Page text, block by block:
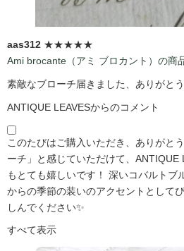
aas312 ★★★★★
Ami brocante（アミ ブロカント）の商
素敵なブローチ届きました、ありがとう
ANTIQUE LEAVESからのコメント
このたびはご購入いただき、ありがと
ーチ」と感じていただけて、ANTIQUE
もとても嬉しいです！ 深いコバルトブ
からの季節の装いのアクセントとして
しんでください✨
すべて表示